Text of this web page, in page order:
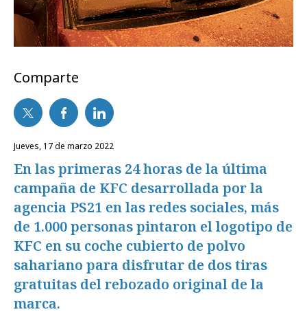
Comparte
jueves, 17 de marzo 2022
En las primeras 24 horas de la última
campaña de KFC desarrollada por la
agencia PS21 en las redes sociales, más
de 1.000 personas pintaron el logotipo de
KFC en su coche cubierto de polvo
sahariano para disfrutar de dos tiras
gratuitas del rebozado original de la
marca.